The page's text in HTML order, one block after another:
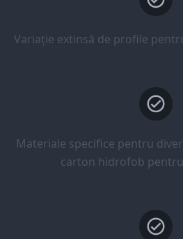
Variație extinsă de profile
Materiale specifice pentru
carton hidrofob